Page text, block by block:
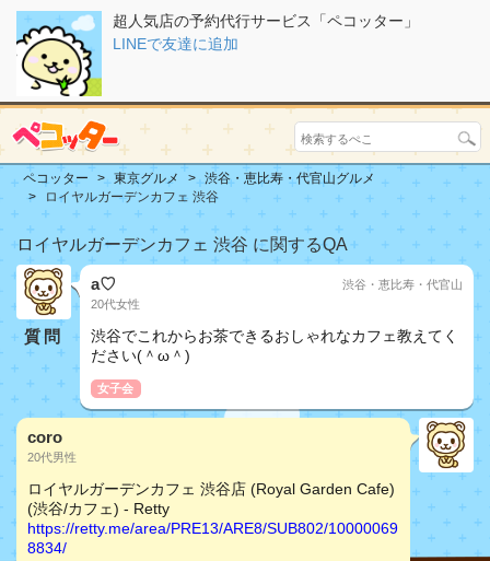
超人気店の予約代行サービス「ペコッター」
LINEで友達に追加
ペコッター 東京グルメ
渋谷・恵比寿・代官山グルメ
ロイヤルガーデンカフェ 渋谷
ロイヤルガーデンカフェ 渋谷 に関するQA
質問
a♡
20代女性
渋谷・恵比寿・代官山
渋谷でこれからお茶できるおしゃれなカフェ教えてく
ださい(＾ω＾)
女子会
coro
20代男性
ロイヤルガーデンカフェ 渋谷店 (Royal Garden Cafe)
(渋谷/カフェ) - Retty
https://retty.me/area/PRE13/ARE8/SUB802/10000069
8834/